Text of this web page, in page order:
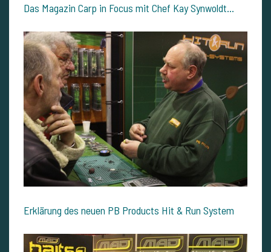
Das Magazin Carp in Focus mit Chef Kay Synwoldt...
Erklärung des neuen PB Products Hit & Run System